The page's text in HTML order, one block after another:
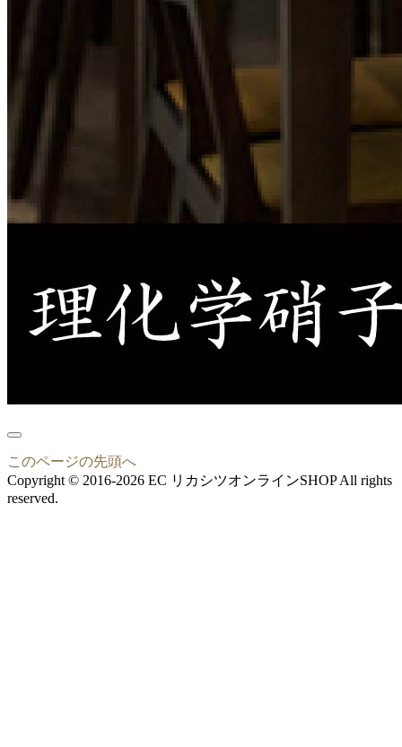
このページの先頭へ
Copyright © 2016-2026 EC リカシツオンラインSHOP All rights
reserved.